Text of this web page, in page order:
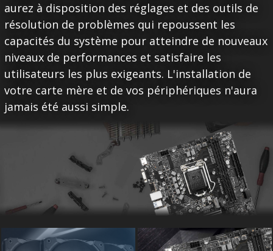
aurez à disposition des réglages et des outils de
résolution de problèmes qui repoussent les
capacités du système pour atteindre de nouveaux
niveaux de performances et satisfaire les
utilisateurs les plus exigeants. L'installation de
votre carte mère et de vos périphériques n'aura
jamais été aussi simple.